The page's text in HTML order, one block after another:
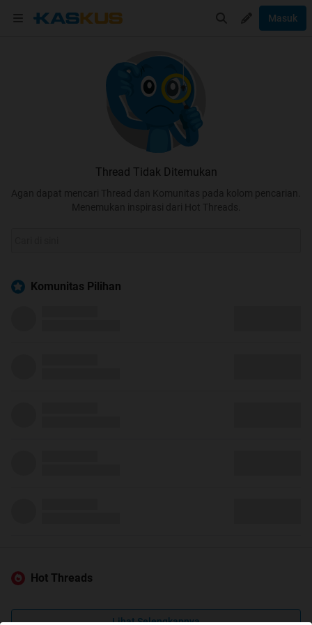
Masuk
Thread Tidak Ditemukan
Agan dapat mencari Thread dan Komunitas pada kolom pencarian.
Menemukan inspirasi dari Hot Threads.
Komunitas Pilihan
Hot Threads
Lihat Selengkapnya